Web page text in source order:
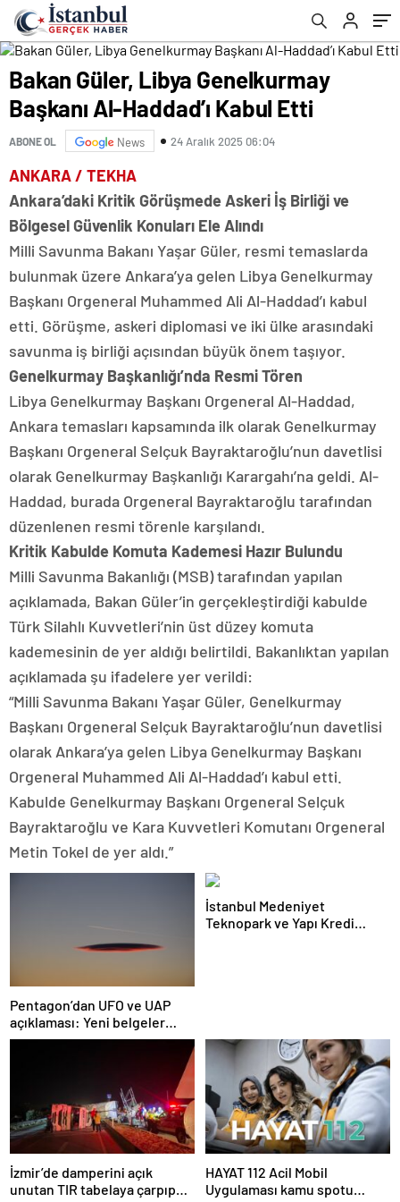
Bakan Güler, Libya Genelkurmay
Başkanı Al-Haddad’ı Kabul Etti
ABONE OL News 24 Aralık 2025 06:04
ANKARA / TEKHA
Ankara’daki Kritik Görüşmede Askeri İş Birliği ve
Bölgesel Güvenlik Konuları Ele Alındı
Milli Savunma Bakanı Yaşar Güler, resmi temaslarda
bulunmak üzere Ankara’ya gelen Libya Genelkurmay
Başkanı Orgeneral Muhammed Ali Al-Haddad’ı kabul
etti. Görüşme, askeri diplomasi ve iki ülke arasındaki
savunma iş birliği açısından büyük önem taşıyor.
Genelkurmay Başkanlığı’nda Resmi Tören
Libya Genelkurmay Başkanı Orgeneral Al-Haddad,
Ankara temasları kapsamında ilk olarak Genelkurmay
Başkanı Orgeneral Selçuk Bayraktaroğlu’nun davetlisi
olarak Genelkurmay Başkanlığı Karargahı’na geldi. Al-
Haddad, burada Orgeneral Bayraktaroğlu tarafından
düzenlenen resmi törenle karşılandı.
Kritik Kabulde Komuta Kademesi Hazır Bulundu
Milli Savunma Bakanlığı (MSB) tarafından yapılan
açıklamada, Bakan Güler’in gerçekleştirdiği kabulde
Türk Silahlı Kuvvetleri’nin üst düzey komuta
kademesinin de yer aldığı belirtildi. Bakanlıktan yapılan
açıklamada şu ifadelere yer verildi:
“Milli Savunma Bakanı Yaşar Güler, Genelkurmay
Başkanı Orgeneral Selçuk Bayraktaroğlu’nun davetlisi
olarak Ankara’ya gelen Libya Genelkurmay Başkanı
Orgeneral Muhammed Ali Al-Haddad’ı kabul etti.
Kabulde Genelkurmay Başkanı Orgeneral Selçuk
Bayraktaroğlu ve Kara Kuvvetleri Komutanı Orgeneral
Metin Tokel de yer aldı.”
Pentagon’dan UFO ve UAP
açıklaması: Yeni belgeler
kamuoyuyla paylaşıldı
İstanbul Medeniyet
Teknopark ve Yapı Kredi
İzmir’de damperini açık
unutan TIR tabelaya çarpıp
HAYAT 112 Acil Mobil
Uygulaması kamu spotu